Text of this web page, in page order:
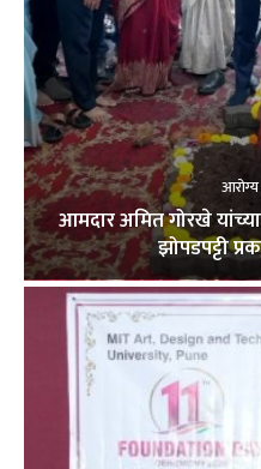
आमदार अमित गोरखे
झोपडपट्टी